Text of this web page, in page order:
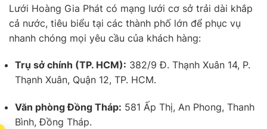
Lưới Hoàng Gia Phát có mạng lưới cơ sở trải dài khắp
cả nước, tiêu biểu tại các thành phố lớn để phục vụ
nhanh chóng mọi yêu cầu của khách hàng:
Trụ sở chính (TP. HCM): 382/9 Đ. Thạnh Xuân 14, P.
Thạnh Xuân, Quận 12, TP. HCM.
Văn phòng Đồng Tháp: 581 Ấp Thị, An Phong, Thanh
Bình, Đồng Tháp.